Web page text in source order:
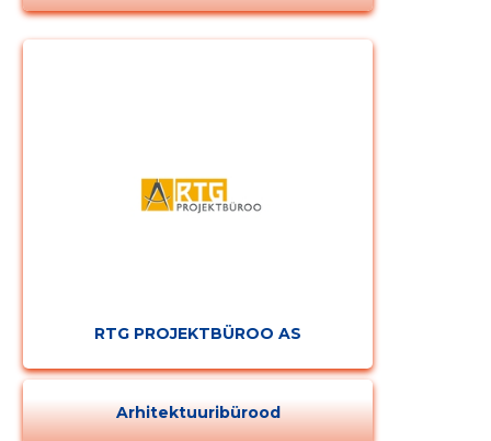
RTG PROJEKTBÜROO AS
Arhitektuuribürood